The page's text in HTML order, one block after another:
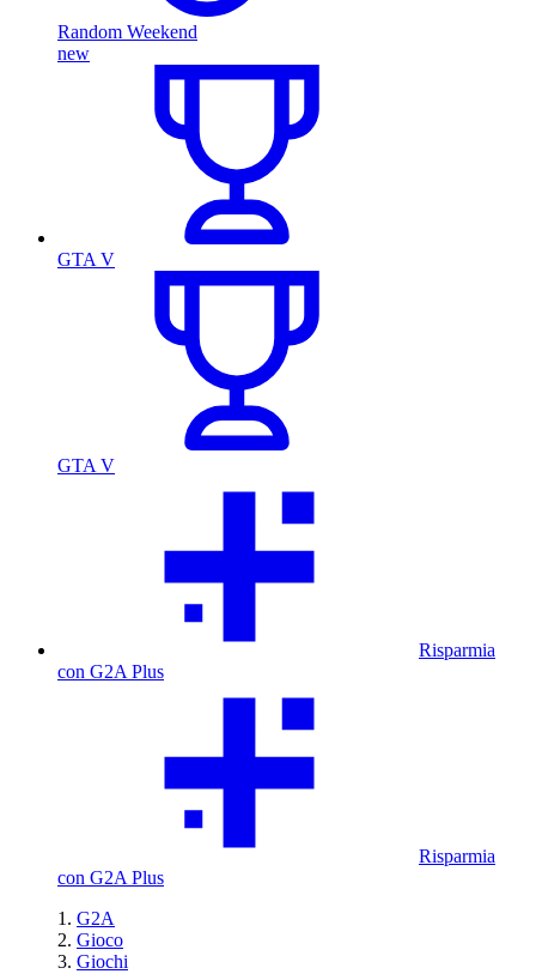
Random Weekend
new
GTA V
GTA V
Risparmia
con G2A Plus
Risparmia
con G2A Plus
G2A
Gioco
Giochi